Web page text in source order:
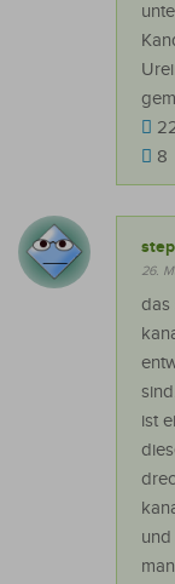
8
26.
das
ist